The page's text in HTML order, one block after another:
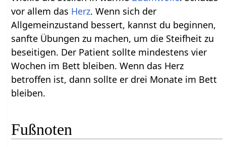
vor allem das Herz. Wenn sich der
Allgemeinzustand bessert, kannst du beginnen,
sanfte Übungen zu machen, um die Steifheit zu
beseitigen. Der Patient sollte mindestens vier
Wochen im Bett bleiben. Wenn das Herz
betroffen ist, dann sollte er drei Monate im Bett
bleiben.
Fußnoten